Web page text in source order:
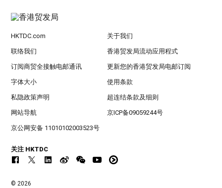
HKTDC.com 关于我们
联络我们 香港贸发局流动应用程式
订阅商贸全接触电邮通讯 更新您的香港贸发局电邮订阅
字体大小 使用条款
私隐政策声明 超连结条款及细则
网站导航 京ICP备09059244号
京公网安备 11010102003523号
关注 HKTDC
© 2026